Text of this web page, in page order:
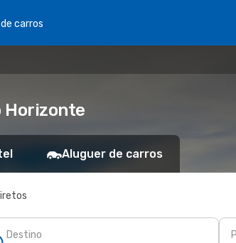
carros
Horizonte
Aluguer de carros
Destino